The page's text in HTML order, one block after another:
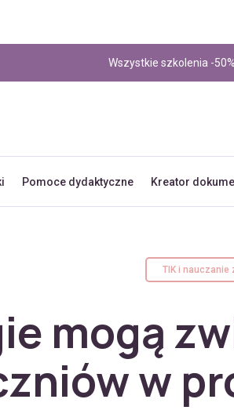
Wszystkie szkolenia -50%
Pomoce dydaktyczne Kreator
TIK i nauczanie
mogą
w